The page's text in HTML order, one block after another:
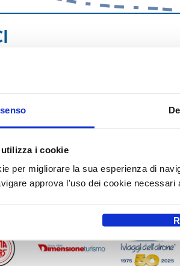
i cookie
per migliorare la sua esperienza di
approva l'uso dei cookie